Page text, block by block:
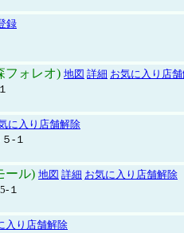
録
フォレオ) 地図 詳細 お気に入り店
に入り店舗解除
-１
ール) 地図 詳細 お気に入り店舗解除
１
入り店舗解除